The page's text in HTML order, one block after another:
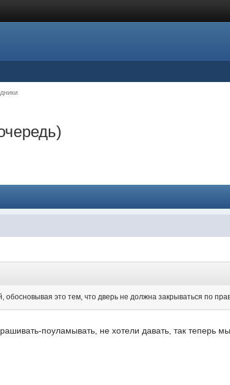
обосновывая это тем, что дверь не должна закрываться по
поуламывать, не хотели давать, так теперь